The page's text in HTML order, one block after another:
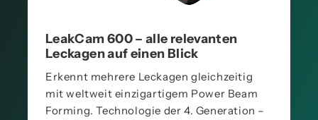
LeakCam 600 – alle relevanten
Leckagen auf einen Blick
Erkennt mehrere Leckagen gleichzeitig
mit weltweit einzigartigem Power Beam
Forming. Technologie der 4. Generation –